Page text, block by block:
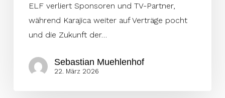
ELF verliert Sponsoren und TV-Partner,
während Karajica weiter auf Verträge pocht
und die Zukunft der…
Sebastian Muehlenhof
22. März 2026